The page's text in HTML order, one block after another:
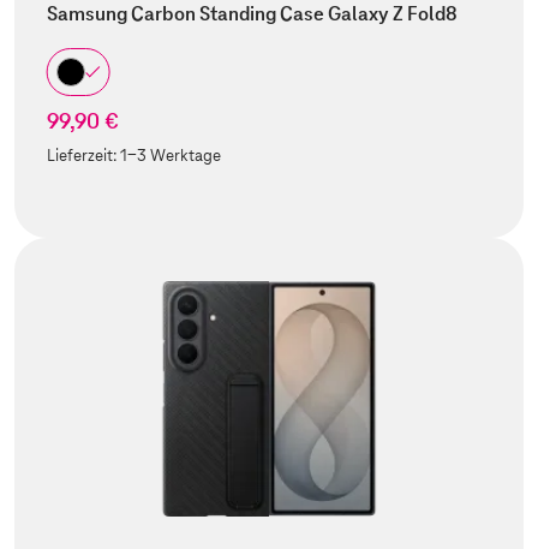
Samsung Carbon Standing Case Galaxy Z Fold8
99,90 €
Lieferzeit:1-3 Werktage